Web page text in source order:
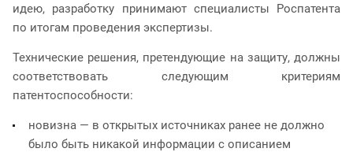
идею, разработку принимают специалисты Роспатента
по итогам проведения экспертизы.
Технические решения, претендующие на защиту, должны
соответствовать следующим критериям
патентоспособности:
новизна — в открытых источниках ранее не должно
было быть никакой информации с описанием